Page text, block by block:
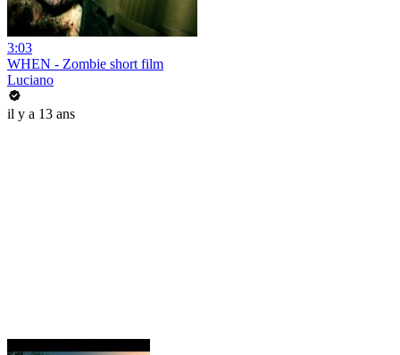
3:03
WHEN - Zombie short film
Luciano
il y a 13 ans